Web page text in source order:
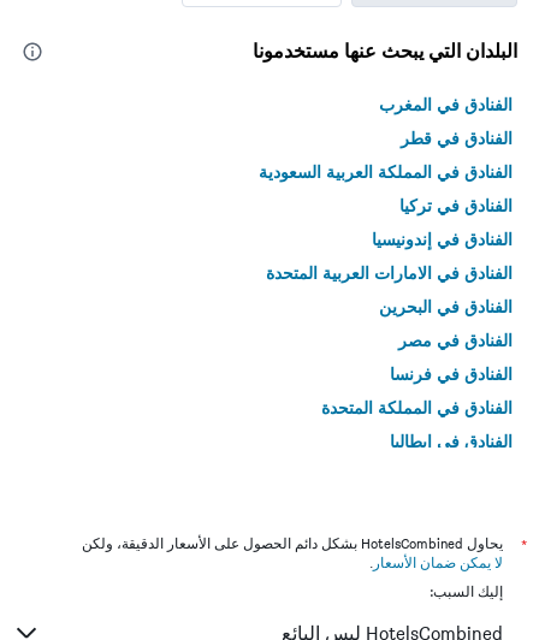
البلدان التي يبحث عنها مستخدمونا
الفنادق في المغرب
الفنادق في قطر
الفنادق في المملكة العربية السعودية
الفنادق في تركيا
الفنادق في إندونيسيا
الفنادق في الامارات العربية المتحدة
الفنادق في البحرين
الفنادق في مصر
الفنادق في فرنسا
الفنادق في المملكة المتحدة
الفنادق في إيطاليا
*
يحاول HotelsCombined بشكل دائم الحصول على الأسعار الدقيقة، ولكن
لا يمكن ضمان الأسعار .
إليك السبب:
HotelsCombined ليس البائع